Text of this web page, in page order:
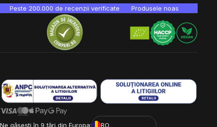
Peste 200.000 de recenzii verificate Produsele noastre sunt
Ne găsești în 9 țări din Europa:
RO